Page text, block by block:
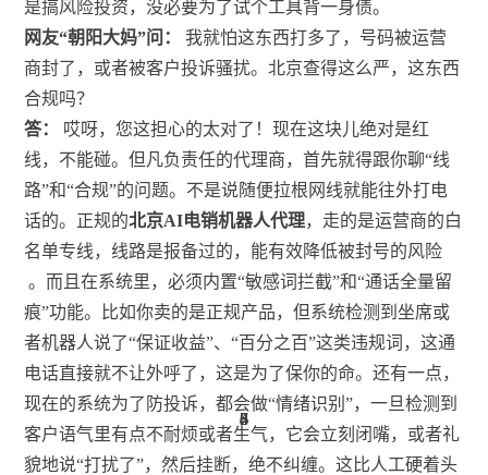
3
4
4
6
是搞风险投资，没必要为了试个工具背一身债。
网友“朝阳大妈”问：
我就怕这东西打多了，号码被运营
商封了，或者被客户投诉骚扰。北京查得这么严，这东西
合规吗？
答：
哎呀，您这担心的太对了！现在这块儿绝对是红
线，不能碰。但凡负责任的代理商，首先就得跟你聊“线
路”和“合规”的问题。不是说随便拉根网线就能往外打电
话的。正规的北京AI电销机器人代理，走的是运营商的白
名单专线，线路是报备过的，能有效降低被封号的风险
7
。而且在系统里，必须内置“敏感词拦截”和“通话全量留
痕”功能。比如你卖的是正规产品，但系统检测到坐席或
者机器人说了“保证收益”、“百分之百”这类违规词，这通
电话直接就不让外呼了，这是为了保你的命。还有一点，
现在的系统为了防投诉，都会做“情绪识别”，一旦检测到
客户语气里有点不耐烦或者生气，它会立刻闭嘴，或者礼
貌地说“打扰了”，然后挂断，绝不纠缠。这比人工硬着头
3
6
8